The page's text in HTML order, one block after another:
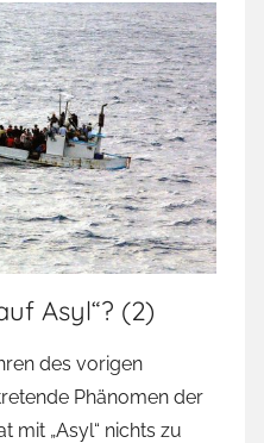
Asyl“? (2)
des vorigen
Phänomen der
mit „Asyl“ nichts zu